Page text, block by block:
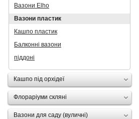
Вазони Elho
Вазони пластик
Кашпо пластик
Балконні вазони
піддоні
Кашпо під орхідеї
Флораріуми скляні
Вазони для саду (вуличні)